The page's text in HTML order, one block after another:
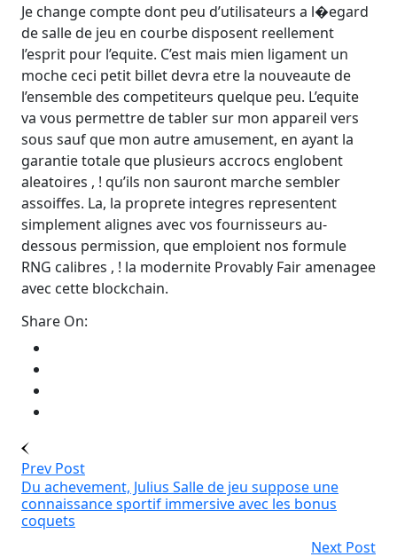
Je change compte dont peu d’utilisateurs a l�egard
de salle de jeu en courbe disposent reellement
l’esprit pour l’equite. C’est mais mien ligament un
moche ceci petit billet devra etre la nouveaute de
l’ensemble des competiteurs quelque peu. L’equite
va vous permettre de tabler sur mon appareil vers
sous sauf que mon autre amusement, en ayant la
garantie totale que plusieurs accrocs englobent
aleatoires , ! qu’ils non sauront marche sembler
assoiffes. La, la proprete integres representent
simplement alignes avec vos fournisseurs au-
dessous permission, que emploient nos formule
RNG calibres , ! la modernite Provably Fair amenagee
avec cette blockchain.
Share On:
Prev Post
Du achevement, Julius Salle de jeu suppose une
connaissance sportif immersive avec les bonus
coquets
Next Post